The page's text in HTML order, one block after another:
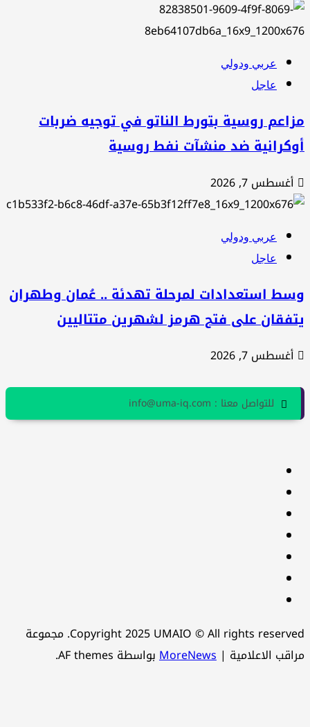
عربي ودولي
عاجل
روسية بتورط الناتو في توجيه ضربات
ضد منشآت نفط روسية
أغسطس 7, 2026
عربي ودولي
عاجل
استعدادات لمرحلة تهدئة .. عُمان وطهران
على فتح هرمز لشهرين متتاليين
أغسطس 7, 2026
للتواصل معنا : info@uma-iq.com
facebook
Twitter
youtube
Linkedin
instagram
snapchat
Telegram
Copyright 2025 UMAIO © All rights reserved. مجموعة
الاعلامية|
MoreNewsبواسطة AF themes.